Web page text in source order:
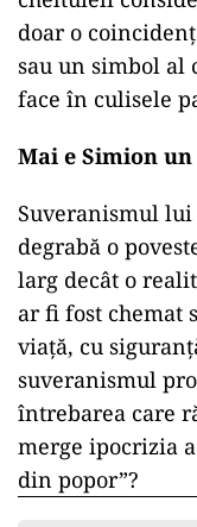
doar o
sau un simbol al
face în culisele
Mai e Simion
Suveranismul lui
degrabă o
larg decât o
ar fi fost chemat
viață, cu
suveranismul
întrebarea care
merge ipocrizia
din popor”?